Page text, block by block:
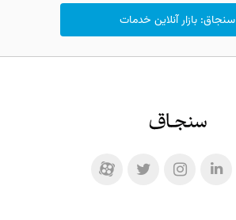
سنجاق: بازار آنلاین خدمات